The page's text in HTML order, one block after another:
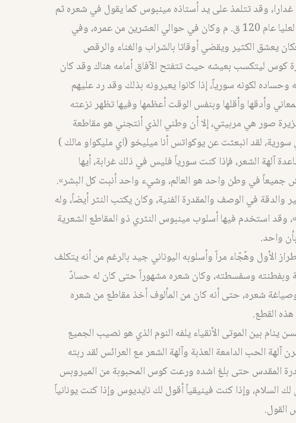
غدارا، وقد تتلمذ على يد أستاذه مينبوس كما يقول في شعره ثم
سافر إلى صور حيث تابع دراسته العليا عام 120 ق. م وكان في حوالي العشرين من عمره، وفي
يعشق الكثير ويقضي أوقاتا بالشراب والغناء والرقص
كوس ليتكسب بعيشه حيث تتفتح الآفاق أمامه هناك وقد كان
لكونه سورياً، إذا كانوا يعيرونه بذلك وقد رد عليهم
وأدقها وأقلها وبنفس الوقت أعظمها وفيها تظهر نزعته
جزيرة صور هي مربيتي، إلا أن وطني الذي أنتجني هو مقاطعة
سورية، لقد انبعثت عن يوكواتس أنا ميليخو (اي مليكواو مالك )
آلهة الشعر، فإذا كنت سورياً فليس في ذلك غرابة، أيها
جميعاً في وطن واحد هو العالم، وشيء واحد أنبت كل البشر».
والدقة في الوصف والمقدرة الفنية، وكان يكتب النثر أيضاً، وله
وقد استخدم فيها أسلوب مينبوس النثري ذو المقاطع الشعرية
واحد.
الأول وهّجّاء مراً وأسلوبه اليوناني جيد بالرغم من أنه يتكلف
وبفطنته وسفسطته، وكان شعره مشهوراً حتى كان له حسادٌ
شعره، حتى أنه كان من المألوف أخذ مقاطع من شعره
القطع.
ينام بين الموتى الأنقياء يلفه النوم الذي هو نصيب الجميع
آلهة الحب الدامعة العذبة وآلهة الشعر مع العرائس لقد ربته
المقدس حتى بلغ اشده ورعت كوس المحبوبة من الميروبس
السلام، وإذا كنت فينيقياً أقول لك نايديوس وإذا كنت يونانياً
القول.